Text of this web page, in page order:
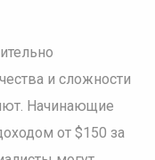
и сложности
Начинающие
от $150 за